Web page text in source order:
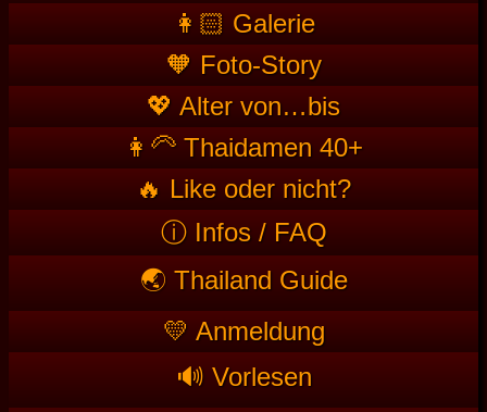
👩🏻 Galerie
🧡 Foto-Story
💖 Alter von…bis
👩‍🦳 Thaidamen 40+
🔥 Like oder nicht?
ⓘ Infos / FAQ
🌏 Thailand Guide
💛 Anmeldung
🔊 Vorlesen